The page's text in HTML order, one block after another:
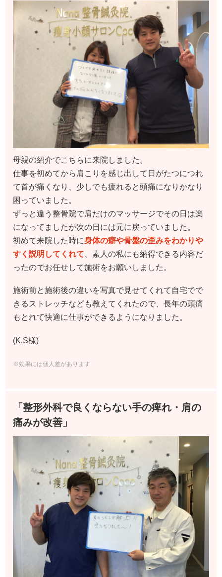
母親の紹介でこちらに来院しました。
仕事を初めてから肩こりを感じ出して日がたつにつれ
て首が痛くなり、少しでも疲れると頭痛になりかなり
困っていました。
ずっと違う整骨院で肩だけのマッサージでその日は楽
になってましたが次の日には元に戻っていました。
初めて来院した時に身体の癖や骨盤の歪みをわかりや
すく説明してくれて 、素人の私にも納得できる内容だ
ったのでお任せして施術をお願いしました。
施術前と施術後の違いを写真で見せてくれて自宅でで
きるストレッチなども教えてくれたので、長年の頭痛
もとれて快適に仕事ができるようになりました。
(K.S様)
※効果には個人差があります
「整形外科で良くならない手の痺れ・肩の
痛みが改善」